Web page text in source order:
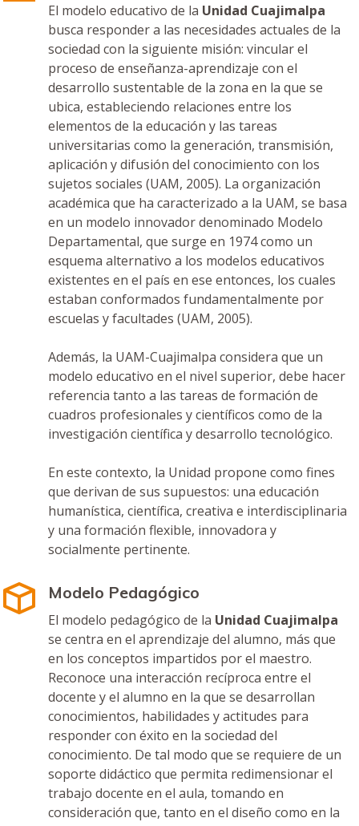
El modelo educativo de la Unidad Cuajimalpa
busca responder a las necesidades actuales de la
sociedad con la siguiente misión: vincular el
proceso de enseñanza-aprendizaje con el
desarrollo sustentable de la zona en la que se
ubica, estableciendo relaciones entre los
elementos de la educación y las tareas
universitarias como la generación, transmisión,
aplicación y difusión del conocimiento con los
sujetos sociales (UAM, 2005). La organización
académica que ha caracterizado a la UAM, se basa
en un modelo innovador denominado Modelo
Departamental, que surge en 1974 como un
esquema alternativo a los modelos educativos
existentes en el país en ese entonces, los cuales
estaban conformados fundamentalmente por
escuelas y facultades (UAM, 2005).
Además, la UAM-Cuajimalpa considera que un
modelo educativo en el nivel superior, debe hacer
referencia tanto a las tareas de formación de
cuadros profesionales y científicos como de la
investigación científica y desarrollo tecnológico.
En este contexto, la Unidad propone como fines
que derivan de sus supuestos: una educación
humanística, científica, creativa e interdisciplinaria
y una formación flexible, innovadora y
socialmente pertinente.
Modelo Pedagógico
El modelo pedagógico de la Unidad Cuajimalpa
se centra en el aprendizaje del alumno, más que
en los conceptos impartidos por el maestro.
Reconoce una interacción recíproca entre el
docente y el alumno en la que se desarrollan
conocimientos, habilidades y actitudes para
responder con éxito en la sociedad del
conocimiento. De tal modo que se requiere de un
soporte didáctico que permita redimensionar el
trabajo docente en el aula, tomando en
consideración que, tanto en el diseño como en la